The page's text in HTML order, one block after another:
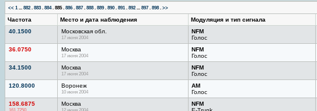
<< 1... 882. 883 . 884. 885. 886. 887 . 888. 889. 890 . 891. 892... 897 . 898. >>
Частота Место и дата наблюдения Модуляция и тип сигнала
40.1500
Московская обл.
17 июня 2004
NFM
Голос
36.0750 Москва
17 июня 2004
NFM
Голос
34.1500 Москва
17 июня 2004
NFM
Голос
120.8000 Воронеж
10 июня 2004
AM
Голос
158.6875
161.7250
Москва
12 июня 2004
NFM